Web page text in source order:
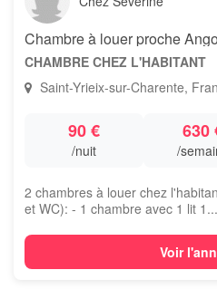
Chambre à louer proche
CHAMBRE CHEZ L'HABITANT
Saint-Yrieix-sur-Charente,
90 €
/nuit
630
/
2 chambres à louer chez
et WC): - 1 chambre avec 1 lit 1...
Voir